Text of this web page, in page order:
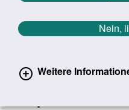
Nein,
Weitere
Zurück zur Übersicht
Grippeimpfung: